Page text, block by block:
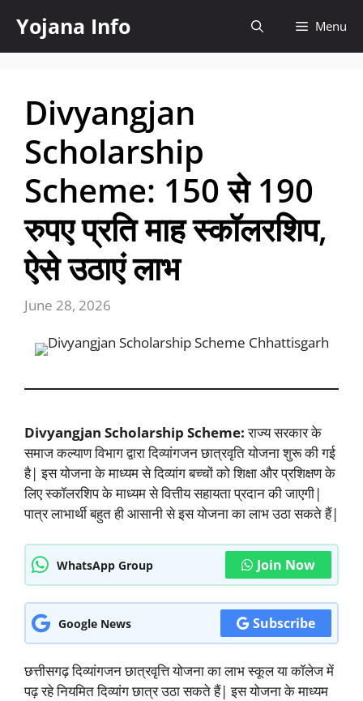
content
Yojana Info Menu
Divyangjan
Scholarship
Scheme: 150 से 190
रुपए प्रति माह स्कॉलरशिप,
ऐसे उठाएं लाभ
June 28, 2026
Divyangjan Scholarship Scheme:राज्य सरकार के
समाज कल्याण विभाग द्वारा दिव्यांगजन छात्रवृति योजना शुरू की गई
है| इस योजना के माध्यम से दिव्यांग बच्चों को शिक्षा और प्रशिक्षण के
लिए स्कॉलरशिप के माध्यम से वित्तीय सहायता प्रदान की जाएगी|
पात्र लाभार्थी बहुत ही आसानी से इस योजना का लाभ उठा सकते हैं|
WhatsApp Group Join Now
Google News Subscribe
छत्तीसगढ़ दिव्यांगजन छात्रवृत्ति योजना का लाभ स्कूल या कॉलेज में
पढ़ रहे नियमित दिव्यांग छात्र उठा सकते हैं| इस योजना के माध्यम